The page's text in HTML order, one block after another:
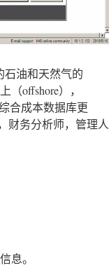
石油和天然气的
offshore），
合成本数据库更
财务分析师，管理人
息。